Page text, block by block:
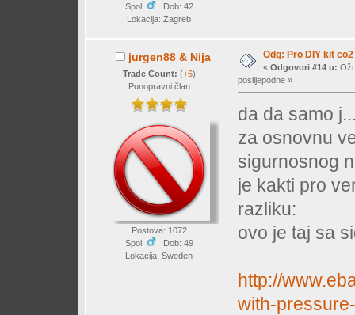
Spol:
Dob: 42
Lokacija: Zagreb
jurgen88 & Nija
Trade Count: (+6)
Punopravni član
Postova: 1072
Spol:
Dob: 49
Lokacija: Sweden
Odg: Pro DIY kit
« Odgovori #14 u:
poslijepodne »
da da samo
za osnovnu
sigurnosnog
je kakti pro
razliku:
ovo je taj sa
http://
with-